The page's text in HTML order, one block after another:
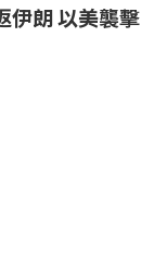
伊朗 以美襲擊